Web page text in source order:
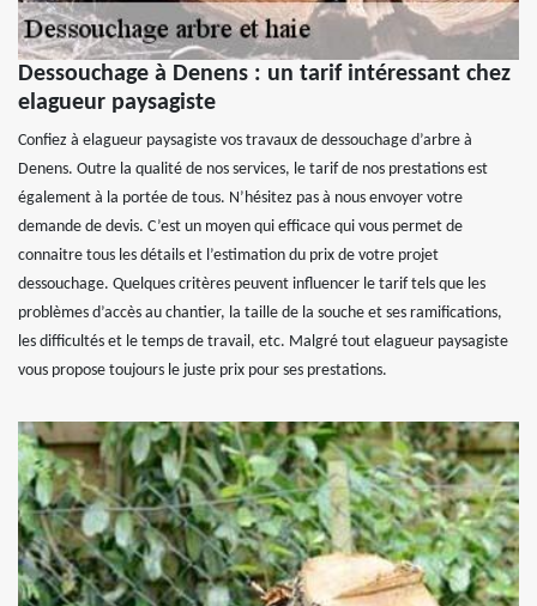
Dessouchage à Denens : un tarif intéressant chez
elagueur paysagiste
Confiez à elagueur paysagiste vos travaux de dessouchage d’arbre à
Denens. Outre la qualité de nos services, le tarif de nos prestations est
également à la portée de tous. N’hésitez pas à nous envoyer votre
demande de devis. C’est un moyen qui efficace qui vous permet de
connaitre tous les détails et l’estimation du prix de votre projet
dessouchage. Quelques critères peuvent influencer le tarif tels que les
problèmes d’accès au chantier, la taille de la souche et ses ramifications,
les difficultés et le temps de travail, etc. Malgré tout elagueur paysagiste
vous propose toujours le juste prix pour ses prestations.